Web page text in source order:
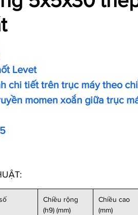
Levet
chi tiết trên trục máy theo
momen xoắn giữa trục
Chiều rộng
(h9) (mm)
Chiều cao
(mm)